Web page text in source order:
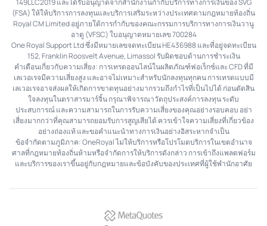
149LLC2019 และได้รับอนุญาตจากสำนักงานกำกับบริการทางการเงินของ SVG
(FSA) ให้ให้บริการการลงทุนและบริการเสริมระหว่างประเทศตามกฎหมายท้องถิ่น
Royal CM Limited อยู่ภายใต้การกำกับของคณะกรรมการบริการทางการเงินวานู
อาตู (VFSC) ใบอนุญาตหมายเลข 700284
One Royal Support Ltd ซึ่งมีหมายเลขจดทะเบียน HE436988 และที่อยู่จดทะเบียน
152, Franklin Roosvelt Avenue, Limassol รับผิดชอบด้านการชำระเงิน
คำเตือนเกี่ยวกับความเสี่ยง: การเทรดออนไลน์ในผลิตภัณฑ์ฟอเร็กซ์และ CFD ที่มี
เลเวอเรจมีความเสี่ยงสูง และอาจไม่เหมาะสำหรับนักลงทุนทุกคน การเทรดแบบมี
เลเวอเรจอาจส่งผลให้เกิดการขาดทุนอย่างมากรวมถึงกำไรที่เป็นไปได้ ก่อนตัดสิน
ใจลงทุนในตราสารมาร์จิ้น กรุณาพิจารณาวัตถุประสงค์การลงทุน ระดับ
ประสบการณ์ และความสามารถในการรับความเสี่ยงของคุณอย่างรอบคอบ อย่า
เสี่ยงมากกว่าที่คุณสามารถยอมรับการสูญเสียได้ ควรเข้าใจความเสี่ยงที่เกี่ยวข้อง
อย่างถ่องแท้ และขอคำแนะนำทางการเงินอย่างอิสระหากจำเป็น
ข้อจำกัดตามภูมิภาค: OneRoyal ไม่ให้บริการหรือโปรโมตบริการในเขตอำนาจ
ศาลที่กฎหมายท้องถิ่นห้ามหรือจำกัดการให้บริการดังกล่าว การเข้าถึงแพลตฟอร์ม
และบริการของเราขึ้นอยู่กับกฎหมายและข้อบังคับของประเทศที่ผู้ใช้พำนักอาศัย
MetaQuotes